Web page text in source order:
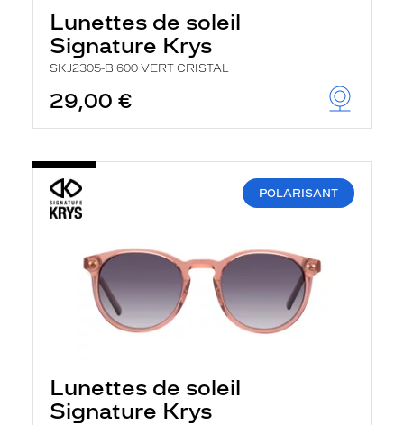
Lunettes de soleil
Signature Krys
SKJ2305-B 600 VERT CRISTAL
29,00 €
POLARISANT
Lunettes de soleil
Signature Krys